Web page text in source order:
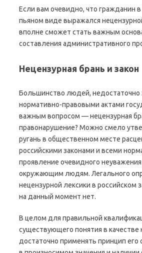
Если вам очевидно, что гражданин
пьяном виде выражался
вполне сможет стать важным
составления административного
Нецензурная брань и закон
Большинство людей, недостаточно
нормативно-правовыми актами
важным вопросом — нецензурная
правонарушение? Можно смело
ругань в общественном месте
российскими законами и всеми
проявление очевидного
окружающим людям. Легального
нецензурной лексики в российском
на данный момент нет.
В целом для правильной
существующего понятия в качестве
достаточно применять принцип его